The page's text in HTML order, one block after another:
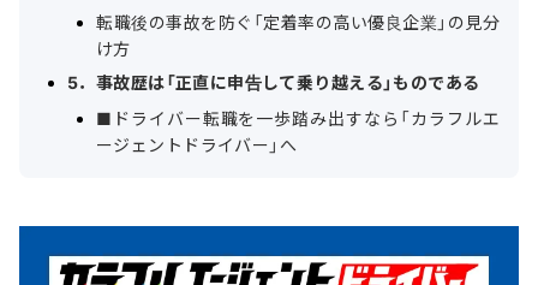
転職後の事故を防ぐ「定着率の高い優良企業」の見分
け方
5．事故歴は「正直に申告して乗り越える」ものである
■ドライバー転職を一歩踏み出すなら「カラフルエ
ージェントドライバー」へ